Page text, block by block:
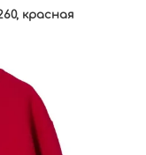
красная